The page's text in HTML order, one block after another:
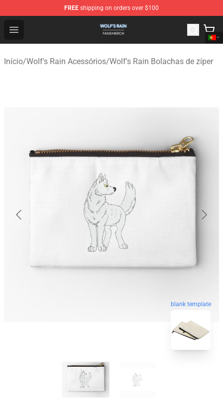
FREE shipping on orders over $100
Open menu
Wolf's Rain Shop - Official Wolf's Rain Merchandise Store
Início/Wolf's Rain Acessórios/Wolf's Rain Bolachas de zíper
blank template